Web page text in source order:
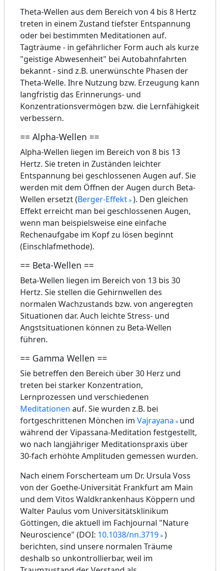
Theta-Wellen aus dem Bereich von 4 bis 8 Hertz
treten in einem Zustand tiefster Entspannung
oder bei bestimmten Meditationen auf.
Tagträume - in gefährlicher Form auch als kurze
"geistige Abwesenheit" bei Autobahnfahrten
bekannt - sind z.B. unerwünschte Phasen der
Theta-Welle. Ihre Nutzung bzw. Erzeugung kann
langfristig das Erinnerungs- und
Konzentrationsvermögen bzw. die Lernfähigkeit
verbessern.
== Alpha-Wellen ==
Alpha-Wellen liegen im Bereich von 8 bis 13
Hertz. Sie treten in Zuständen leichter
Entspannung bei geschlossenen Augen auf. Sie
werden mit dem Öffnen der Augen durch Beta-
Wellen ersetzt (Berger-Effekt ). Den gleichen
Effekt erreicht man bei geschlossenen Augen,
wenn man beispielsweise eine einfache
Rechenaufgabe im Kopf zu lösen beginnt
(Einschlafmethode).
== Beta-Wellen ==
Beta-Wellen liegen im Bereich von 13 bis 30
Hertz. Sie stellen die Gehirnwellen des
normalen Wachzustands bzw. von angeregten
Situationen dar. Auch leichte Stress- und
Angstsituationen können zu Beta-Wellen
führen.
== Gamma Wellen ==
Sie betreffen den Bereich über 30 Herz und
treten bei starker Konzentration,
Lernprozessen und verschiedenen
Meditationen auf. Sie wurden z.B. bei
fortgeschrittenen Mönchen im Vajrayana
und
während der Vipassana-Meditation festgestellt,
wo nach langjähriger Meditationspraxis über
30-fach erhöhte Amplituden gemessen wurden.
Nach einem Forscherteam um Dr. Ursula Voss
von der Goethe-Universität Frankfurt am Main
und dem Vitos Waldkrankenhaus Köppern und
Walter Paulus vom Universitätsklinikum
Göttingen, die aktuell im Fachjournal "Nature
Neuroscience" (DOI: 10.1038/nn.3719 )
berichten, sind unsere normalen Träume
deshalb so unkontrollierbar, weil im